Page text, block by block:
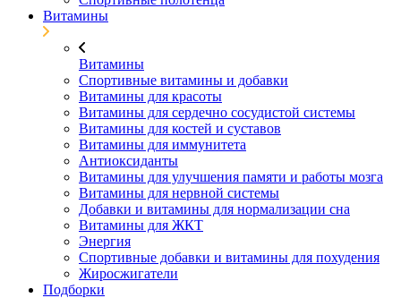
Витамины
Витамины
Спортивные витамины и добавки
Витамины для красоты
Витамины для сердечно сосудистой системы
Витамины для костей и суставов
Витамины для иммунитета
Антиоксиданты
Витамины для улучшения памяти и работы мозга
Витамины для нервной системы
Добавки и витамины для нормализации сна
Витамины для ЖКТ
Энергия
Спортивные добавки и витамины для похудения
Жиросжигатели
Подборки